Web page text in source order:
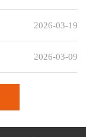
2026-03-19
2026-03-09